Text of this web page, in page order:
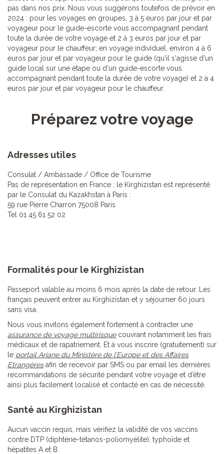
pas dans nos prix. Nous vous suggérons toutefois de prévoir en
2024 : pour les voyages en groupes, 3 à 5 euros par jour et par
voyageur pour le guide-escorte vous accompagnant pendant
toute la durée de votre voyage et 2 à 3 euros par jour et par
voyageur pour le chauffeur; en voyage individuel, environ 4 à 6
euros par jour et par voyageur pour le guide (qu'il s'agisse d'un
guide local sur une étape ou d'un guide-escorte vous
accompagnant pendant toute la durée de votre voyage) et 2 à 4
euros par jour et par voyageur pour le chauffeur.
Préparez votre voyage
Adresses utiles
Consulat / Ambassade / Office de Tourisme
Pas de représentation en France ; le Kirghizistan est représenté
par le Consulat du Kazakhstan à Paris :
59 rue Pierre Charron 75008 Paris
Tel 01 45 61 52 02
Formalités pour le Kirghizistan
Passeport valable au moins 6 mois après la date de retour. Les
français peuvent entrer au Kirghizistan et y séjourner 60 jours
sans visa.
Nous vous invitons également fortement à contracter une
assurance de voyage multirisquecouvrant notamment les frais
médicaux et de rapatriement. Et à vous inscrire (gratuitement) sur
le portail Ariane du Ministère de l’Europe et des Affaires
Etrangèresafin de recevoir par SMS ou par email les dernières
recommandations de sécurité pendant votre voyage et d’être
ainsi plus facilement localisé et contacté en cas de nécessité.
Santé au Kirghizistan
Aucun vaccin requis, mais vérifiez la validité de vos vaccins
contre DTP (diphtérie-tétanos-poliomyélite), typhoïde et
hépatites A et B.